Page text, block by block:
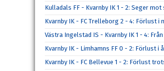
Kulladals FF - Kvarnby IK 1 - 2: Seger mot
Kvarnby IK - FC Trelleborg 2 - 4: Förlust i
Västra Ingelstad IS - Kvarnby IK 1 - 4:
Kvarnby IK - Limhamns FF 0 - 2: Förlust i
Kvarnby IK - FC Bellevue 1 - 2: Förlust